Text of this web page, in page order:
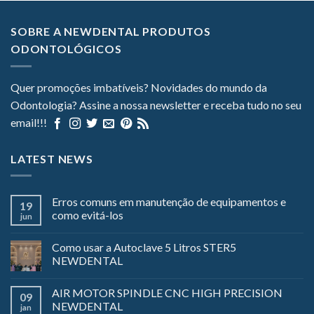
SOBRE A NEWDENTAL PRODUTOS
ODONTOLÓGICOS
Quer promoções imbatíveis? Novidades do mundo da
Odontologia? Assine a nossa newsletter e receba tudo no seu
email!!!
LATEST NEWS
19
jun
Erros comuns em manutenção de equipamentos e
como evitá-los
Como usar a Autoclave 5 Litros STER5
NEWDENTAL
09
jan
AIR MOTOR SPINDLE CNC HIGH PRECISION
NEWDENTAL